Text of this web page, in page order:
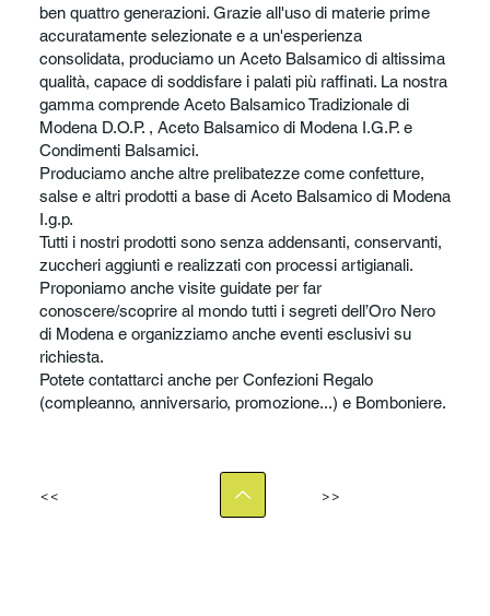
ben quattro generazioni. Grazie all'uso di materie prime
accuratamente selezionate e a un'esperienza
consolidata, produciamo un Aceto Balsamico di altissima
qualità, capace di soddisfare i palati più raffinati. La nostra
gamma comprende Aceto Balsamico Tradizionale di
Modena D.O.P. , Aceto Balsamico di Modena I.G.P. e
Condimenti Balsamici.
Produciamo anche altre prelibatezze come confetture,
salse e altri prodotti a base di Aceto Balsamico di Modena
I.g.p.
Tutti i nostri prodotti sono senza addensanti, conservanti,
zuccheri aggiunti e realizzati con processi artigianali.
Proponiamo anche visite guidate per far
conoscere/scoprire al mondo tutti i segreti dell’Oro Nero
di Modena e organizziamo anche eventi esclusivi su
richiesta.
Potete contattarci anche per Confezioni Regalo
(compleanno, anniversario, promozione...) e Bomboniere.
<< >>